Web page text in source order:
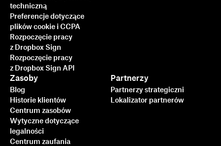
techniczną
Preferencje dotyczące
plików cookie i CCPA
Rozpoczęcie pracy
z Dropbox Sign
Rozpoczęcie pracy
z Dropbox Sign API
Zasoby
Blog
Historie klientów
Centrum zasobów
Wytyczne dotyczące
legalności
Centrum zaufania
Partnerzy
Partnerzy strategiczni
Lokalizator partnerów